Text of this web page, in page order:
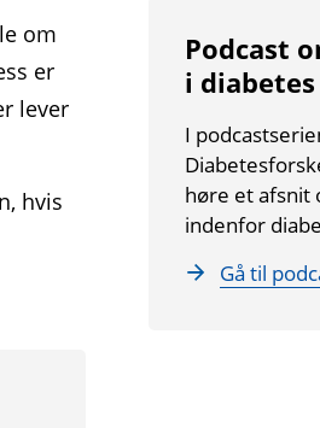
om
er
lever
hvis
Podcast
i
I
høre et afsnit
indenfor
Gå til